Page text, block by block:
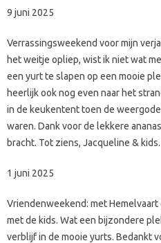
9 juni 2025
Verrassingsweekend voor mijn
het weitje opliep, wist ik niet wat
een yurt te slapen op een mooie
heerlijk ook nog even naar het
in de keukentent toen de
waren. Dank voor de lekkere
bracht. Tot ziens, Jacqueline & kids.
1 juni 2025
Vriendenweekend: met
met de kids. Wat een bijzondere
verblijf in de mooie yurts. Bedankt